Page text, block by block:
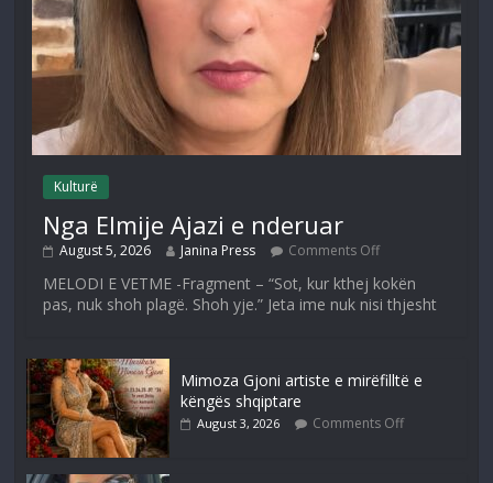
Kulturë
Nga Elmije Ajazi e nderuar
August 5, 2026 Janina Press Comments Off
MELODI E VETME -Fragment – “Sot, kur kthej kokën
pas, nuk shoh plagë. Shoh yje.” Jeta ime nuk nisi thjesht
Mimoza Gjoni artiste e mirëfilltë e
këngës shqiptare
August 3, 2026 Comments Off